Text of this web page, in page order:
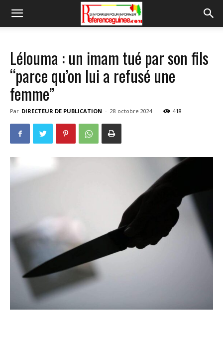
Lélouma : un imam tué par son fils
“parce qu’on lui a refusé une
femme”
Par DIRECTEUR DE PUBLICATION - 28 octobre 2024 418